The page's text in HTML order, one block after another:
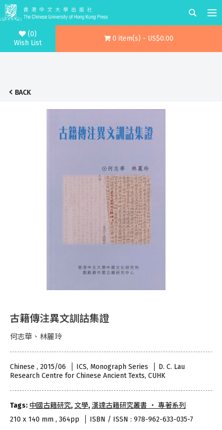
(0)
Wish List
0 item(s) - US$0.00
BACK
古籍傳注異文訓詁集證
何志華、林麗玲
Chinese , 2015/06 ICS, Monograph Series
D. C. Lau
Research Centre for Chinese Ancient Texts, CUHK
Tags: 中國古籍研究, 文學,漢達古籍研究叢書 ‧ 專著系列
210 x 140 mm , 364pp
ISBN / ISSN : 978-962-633-035-7